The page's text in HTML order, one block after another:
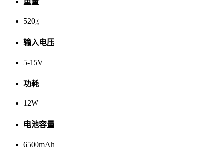
520g
输入电压
5-15V
功耗
12W
电池容量
6500mAh